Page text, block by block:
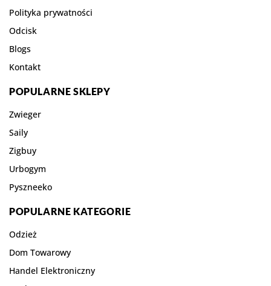
Polityka prywatności
Odcisk
Blogs
Kontakt
POPULARNE SKLEPY
Zwieger
Saily
Zigbuy
Urbogym
Pyszneeko
POPULARNE KATEGORIE
Odzież
Dom Towarowy
Handel Elektroniczny